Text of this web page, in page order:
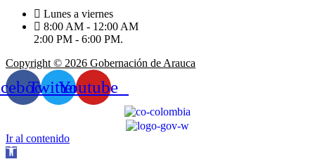
Lunes a viernes
8:00 AM - 12:00 AM
2:00 PM - 6:00 PM.
Copyright © 2026 Gobernación de Arauca
TwitterYoutube
Ir al contenido
Abrir